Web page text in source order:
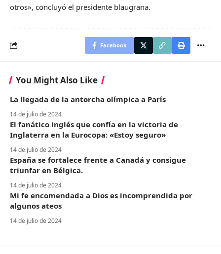
otros», concluyó el presidente blaugrana.
Facebook
You Might Also Like
La llegada de la antorcha olímpica a París
14 de julio de 2024
El fanático inglés que confía en la victoria de
Inglaterra en la Eurocopa: «Estoy seguro»
14 de julio de 2024
España se fortalece frente a Canadá y consigue
triunfar en Bélgica.
14 de julio de 2024
Mi fe encomendada a Dios es incomprendida por
algunos ateos
14 de julio de 2024